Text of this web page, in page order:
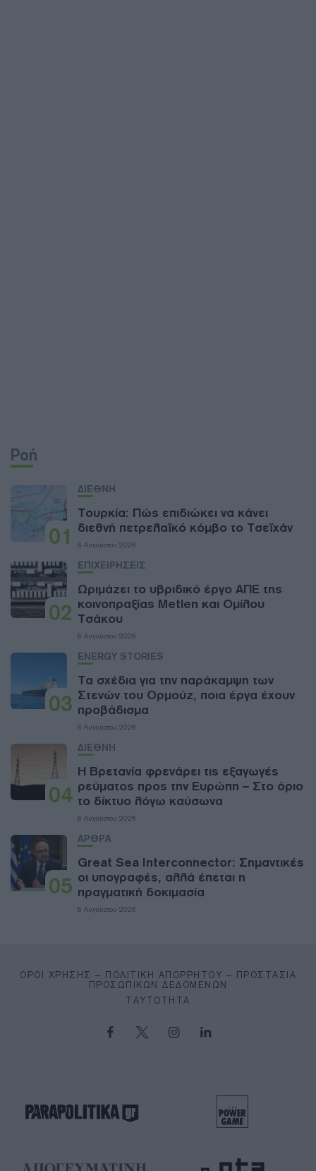
Ροή
01
ΔΙΕΘΝΗ
Τουρκία: Πώς επιδιώκει να κάνει
διεθνή πετρελαϊκό κόμβο το Τσεϊχάν
8 Αυγούστου 2026
02
ΕΠΙΧΕΙΡΗΣΕΙΣ
Ωριμάζει το υβριδικό έργο ΑΠΕ της
κοινοπραξίας Metlen και Ομίλου
Τσάκου
8 Αυγούστου 2026
03
ENERGY STORIES
Τα σχέδια για την παράκαμψη των
Στενών του Ορμούζ, ποια έργα έχουν
προβάδισμα
8 Αυγούστου 2026
04
ΔΙΕΘΝΗ
Η Βρετανία φρενάρει τις εξαγωγές
ρεύματος προς την Ευρώπη – Στο όριο
το δίκτυο λόγω καύσωνα
8 Αυγούστου 2026
05
ΑΡΘΡΑ
Great Sea Interconnector: Σημαντικές
οι υπογραφές, αλλά έπεται η
πραγματική δοκιμασία
8 Αυγούστου 2026
ΌΡΟΙ ΧΡΉΣΗΣ – ΠΟΛΙΤΙΚΉ ΑΠΟΡΡΉΤΟΥ – ΠΡΟΣΤΑΣΊΑ
ΠΡΟΣΩΠΙΚΏΝ ΔΕΔΟΜΈΝΩΝ
ΤΑΥΤΌΤΗΤΑ